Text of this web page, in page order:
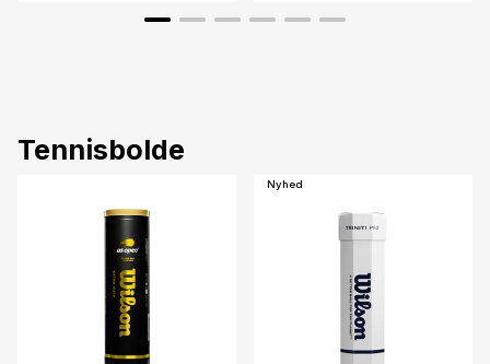
Tennisbolde
Nyhed